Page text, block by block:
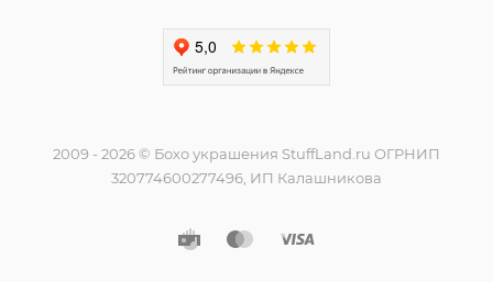
2009 - 2026 © Бохо украшения StuffLand.ru ОГРНИП
320774600277496, ИП Калашникова